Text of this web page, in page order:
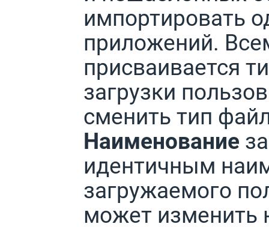
импортировать
приложений.
присваивается
загрузки
сменить тип
Наименование
идентичным
загружаемого
может изменить